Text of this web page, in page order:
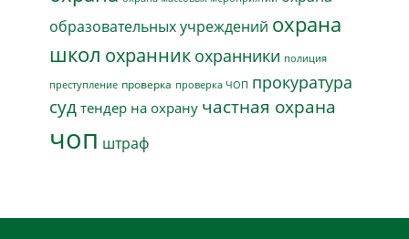
образовательных учреждений охрана
школ охранник охранники полиция
преступление проверка проверка ЧОП прокуратура
суд тендер на охрану частная охрана
чоп штраф